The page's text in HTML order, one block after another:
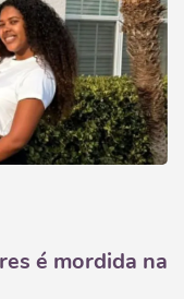
é mordida na